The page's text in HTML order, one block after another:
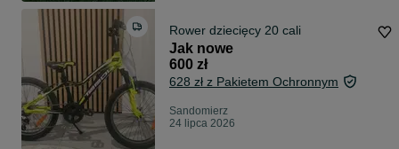
Rower dziecięcy 20 cali
Jak nowe
600 zł
628 zł z Pakietem Ochronnym
Sandomierz
24 lipca 2026